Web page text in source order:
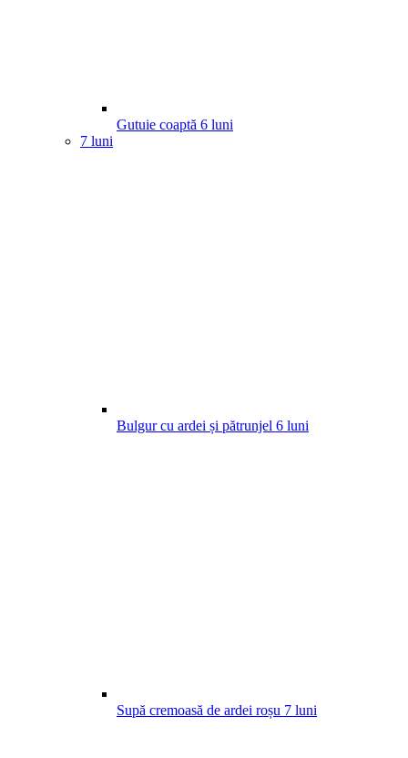
Gutuie coaptă 6 luni
7 luni
Bulgur cu ardei și pătrunjel 6 luni
Supă cremoasă de ardei roșu 7 luni